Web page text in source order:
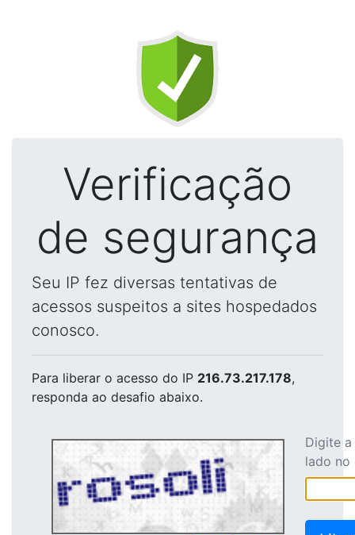
Verificação
de segurança
Seu IP fez diversas tentativas de
acessos suspeitos a sites hospedados
conosco.
Para liberar o acesso do IP 216.73.217.178,
responda ao desafio abaixo.
Digite
lado no